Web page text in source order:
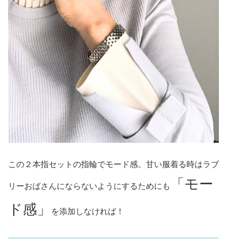
この２本指セットの指輪でモード感。甘い服着る時はラブ
リーおばさんにならないようにするためにも
「モー
ド感」
を添加しなければ！